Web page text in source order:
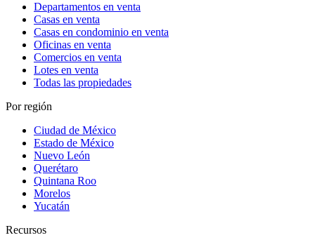
Departamentos en venta
Casas en venta
Casas en condominio en venta
Oficinas en venta
Comercios en venta
Lotes en venta
Todas las propiedades
Por región
Ciudad de México
Estado de México
Nuevo León
Querétaro
Quintana Roo
Morelos
Yucatán
Recursos